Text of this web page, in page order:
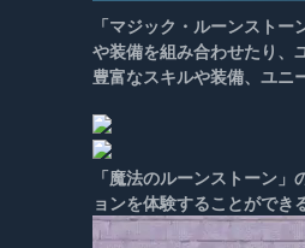
「マジック・ルーンスト
や装備を組み合わせたり、
豊富なスキルや装備、ユニ
「魔法のルーンストーン
ョンを体験することができ